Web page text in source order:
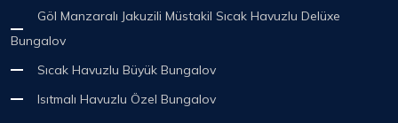
Göl Manzaralı Jakuzili Müstakil Sıcak Havuzlu Delüxe
Bungalov
Sıcak Havuzlu Büyük Bungalov
Isıtmalı Havuzlu Özel Bungalov